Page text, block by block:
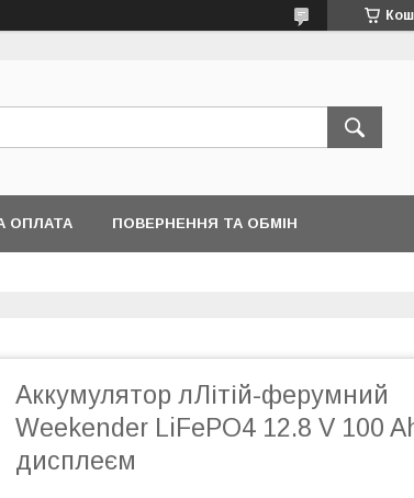
ОПЛАТА ПОВЕРНЕННЯ ТА ОБМІН
Аккумулятор лЛітій-ферумний
Weekender LiFePO4 12.8 V 100
дисплеєм